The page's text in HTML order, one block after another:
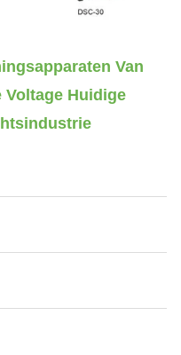
Van
Voltage Huidige